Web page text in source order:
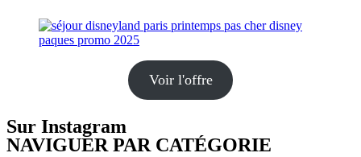
Voir l'offre
Sur Instagram
NAVIGUER PAR CATÉGORIE